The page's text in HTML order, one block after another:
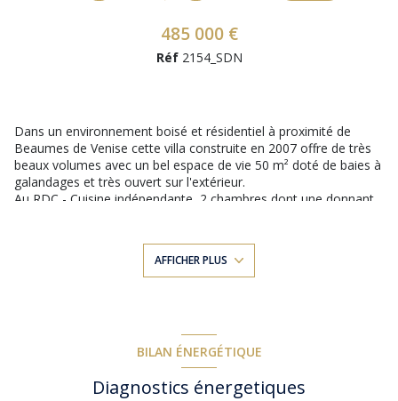
485 000 €
Réf 2154_SDN
Dans un environnement boisé et résidentiel à proximité de
Beaumes de Venise cette villa construite en 2007 offre de très
beaux volumes avec un bel espace de vie 50 m² doté de baies à
galandages et très ouvert sur l'extérieur.
Au RDC - Cuisine indépendante, 2 chambres dont une donnant
suite parentale avec salle d'eau.
Le jardin de 1000 m² avec piscine et à l'abri des regards est
Une maison très lumineuse et bien équipée qui saura s'adapter
à une famille désirant vivre à l'année comme aux besoins d'une
résidence secondaire.
AFFICHER PLUS
BILAN ÉNERGÉTIQUE
Diagnostics énergetiques